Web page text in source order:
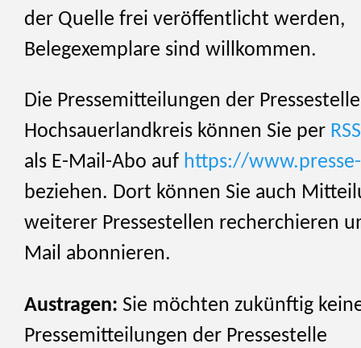
der Quelle frei veröffentlicht werden,
Belegexemplare sind willkommen.
Die Pressemitteilungen der Pressestelle
Hochsauerlandkreis können Sie per
als E-Mail-Abo auf https://
beziehen. Dort können Sie auch
weiterer Pressestellen recherchieren
Mail abonnieren.
Austragen: Sie möchten zukünftig
Pressemitteilungen der Pressestelle